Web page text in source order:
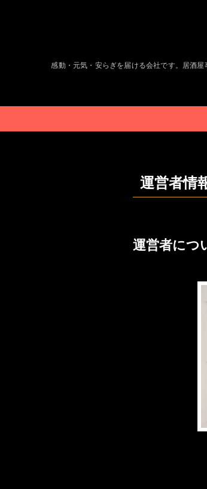
感動・元気・安らぎを届ける会社です。居酒
運営者情
運営者につ